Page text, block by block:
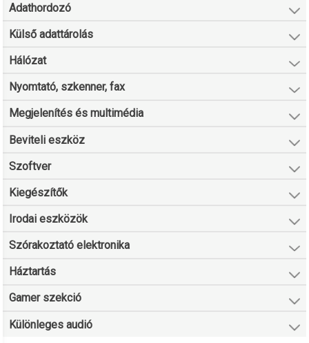
Adathordozó
Külső adattárolás
Hálózat
Nyomtató, szkenner, fax
Megjelenítés és multimédia
Beviteli eszköz
Szoftver
Kiegészítők
Irodai eszközök
Szórakoztató elektronika
Háztartás
Gamer szekció
Különleges audió